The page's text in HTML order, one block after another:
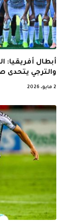
أبطال
والترجي يتحدى
2 مايو، 2026